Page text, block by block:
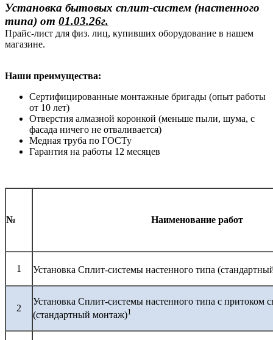
Установка бытовых сплит-систем (настенного
типа) от 01.03.26г.
Прайс-лист для физ. лиц, купивших оборудование в нашем
магазине.
Наши преимущества:
Сертифицированные монтажные бригады (опыт работы
от 10 лет)
Отверстия алмазной коронкой (меньше пыли, шума, с
фасада ничего не отваливается)
Медная труба по ГОСТу
Гарантия на работы 12 месяцев
№ Наименование работ
1 Установка Сплит-системы настенного типа
2
Установка Сплит-системы настенного типа с притоком
(стандартный монтаж)1